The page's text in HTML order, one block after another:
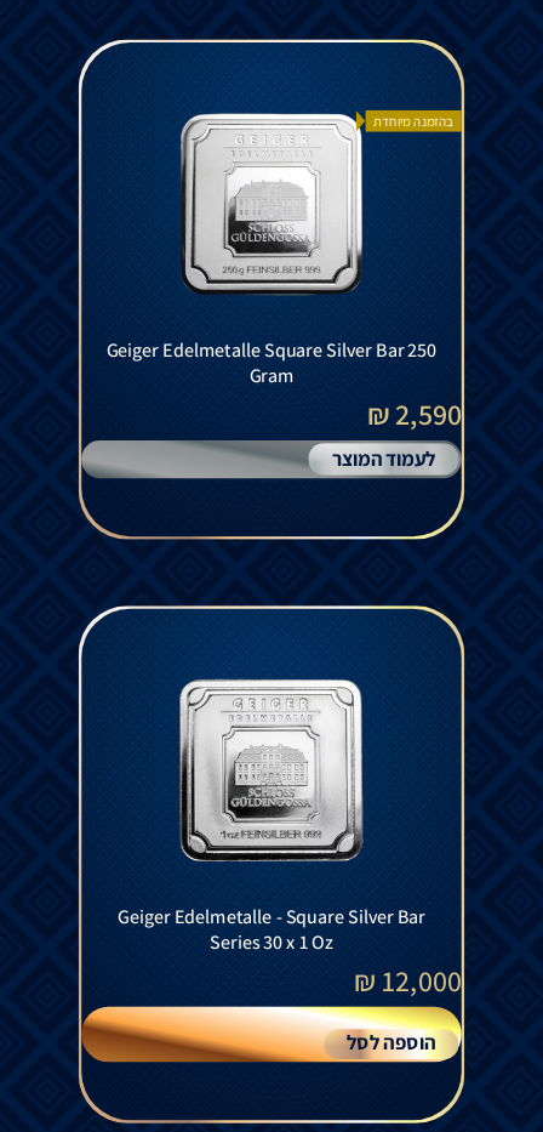
בהזמנה מיוחדת
Geiger Edelmetalle Square Silver Bar 250
Gram
2,590 ₪
לעמוד המוצר
‏Geiger Edelmetalle - Square Silver Bar
Series 30 x 1 Oz
12,000
₪
הוספה לסל